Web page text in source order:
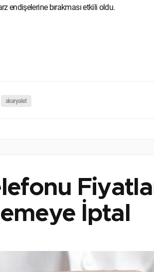
endişelerine bırakması etkili oldu.
akaryakıt
İptal